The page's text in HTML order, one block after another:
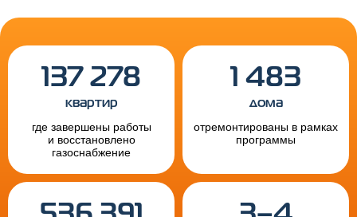
137 278
квартир
где завершены работы
и восстановлено
газоснабжение
1 483
дома
отремонтированы в рамках
программы